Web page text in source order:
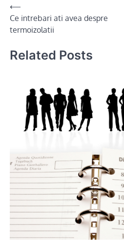
Post
navigation
⟵
Ce intrebari ati avea despre
termoizolatii
Related Posts